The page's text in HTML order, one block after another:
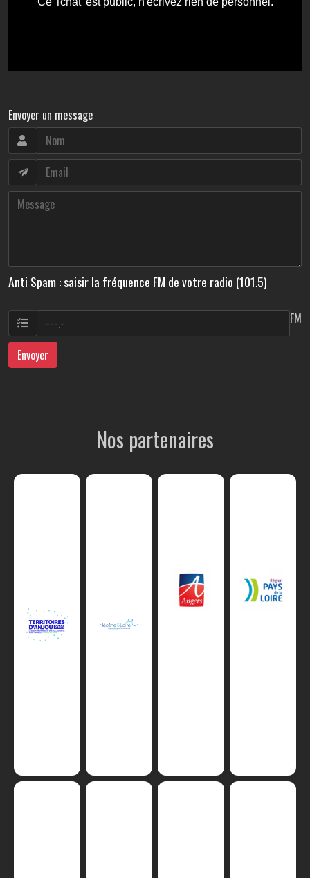
Envoyer un message
Anti Spam : saisir la fréquence FM de votre radio (101.5)
FM
Envoyer
Nos partenaires